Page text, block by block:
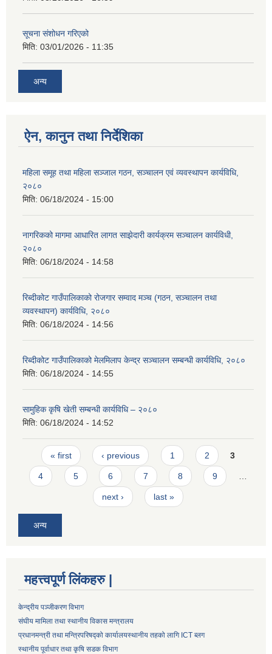
सूचना संशोधन गरिएको
मिति: 03/01/2026 - 11:35
अन्य
ऐन, कानुन तथा निर्देशिका
महिला समूह तथा महिला सञ्जाल गठन, सञ्चालन एवं व्यवस्थापन कार्यविधि,
२०८०
मिति: 06/18/2024 - 15:00
नागरिकको मागमा आधारित लागत साझेदारी कार्यक्रम सञ्चालन कार्यविधी,
२०८०
मिति: 06/18/2024 - 14:58
रिब्दीकोट गाउँपालिकाको रोजगार सम्वाद मञ्च (गठन, सञ्चालन तथा
व्यवस्थापन) कार्यविधि, २०८०
मिति: 06/18/2024 - 14:56
रिब्दीकोट गाउँपालिकाको मेलमिलाप केन्द्र सञ्चालन सम्बन्धी कार्यविधि, २०८०
मिति: 06/18/2024 - 14:55
सामुहिक कृषि खेती सम्बन्धी कार्यविधि – २०८०
मिति: 06/18/2024 - 14:52
Pages
« first ‹ previous 1 2 3
4 5 6 7 8 9 …
next › last »
अन्य
महत्त्वपूर्ण लिंकहरु |
केन्द्रीय पञ्जीकरण विभाग
संघीय मामिला तथा स्थानीय विकास मन्त्रालय
प्रधानमन्त्री तथा मन्त्रिपरिषद्को कार्यालयस्थानीय तहको लागि ICT ब्लग
स्थानीय पूर्वाधार तथा कृषि सडक विभाग